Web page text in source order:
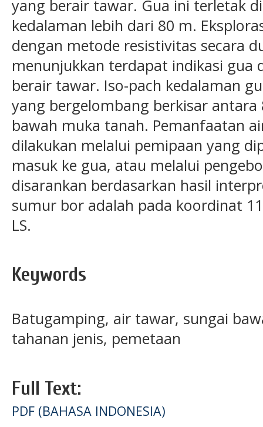
yang berair tawar. Gua ini terletak
kedalaman lebih dari 80 m.
dengan metode resistivitas secara
menunjukkan terdapat indikasi gua
berair tawar. Iso-pach kedalaman
yang bergelombang berkisar
bawah muka tanah. Pemanfaatan
dilakukan melalui pemipaan yang
masuk ke gua, atau melalui
disarankan berdasarkan hasil
sumur bor adalah pada koordinat
LS.
Keywords
Batugamping, air tawar, sungai
tahanan jenis, pemetaan
Full Text:
PDF (BAHASA INDONESIA)